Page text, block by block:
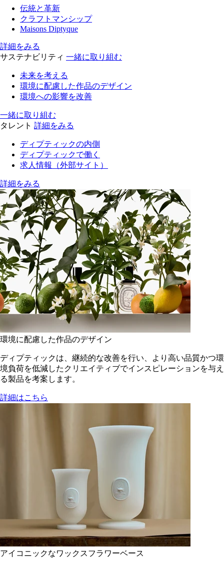
伝統と革新
クラフトマンシップ
Maisons Diptyque
詳細をみる
サステナビリティ 一緒に取り組む
未来を考える
環境に配慮した作品のデザイン
環境への影響を改善
一緒に取り組む
タレント 詳細をみる
ディプティックの内側
ディプティックで働く
求人情報（外部サイト）
詳細をみる
環境に配慮した作品のデザイン
ディプティックは、継続的な改善を行い、より高い品質かつ環
境負荷を低減した​クリエイティブでインスピレーションを与え
る製品を考案します。
詳細はこちら
アイコニックなワックスフラワーベース